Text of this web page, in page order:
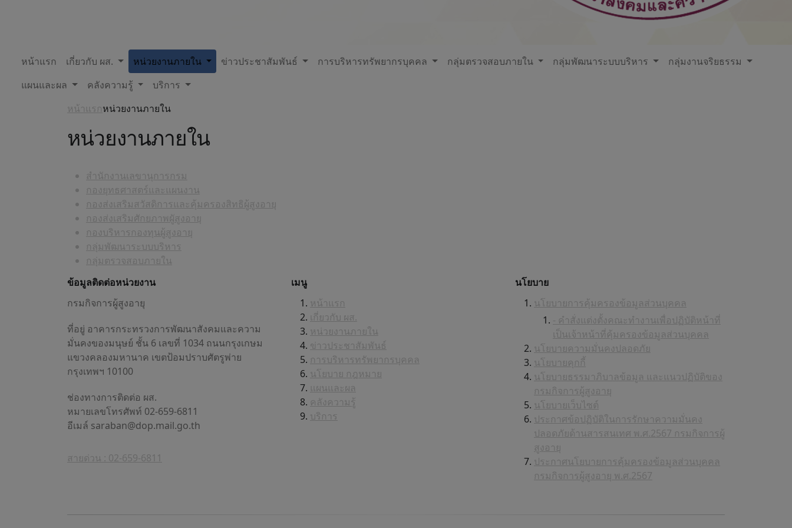
หน้าแรก เกี่ยวกับ ผส. หน่วยงานภายใน ข่าวประชาสัมพันธ์ การบริหารทรัพยากรบุคคล กลุ่มตรวจสอบภายใน กลุ่มพัฒนาระบบบริหาร
กลุ่มงานจริยธรรม
แผนและผล
คลังความรู้
บริการ
หน้าแรกหน่วยงานภายใน
หน่วยงานภายใน
สำนักงานเลขานุการกรม
กองยุทธศาสตร์และแผนงาน
กองส่งเสริมสวัสดิการและคุ้มครองสิทธิผู้สูงอายุ
กองส่งเสริมศักยภาพผูัสูงอายุ
กองบริหารกองทุนผู้สูงอายุ
กลุ่มพัฒนาระบบบริหาร
กลุ่มตรวจสอบภายใน
ข้อมูลติดต่อหน่วยงาน
กรมกิจการผู้สูงอายุ
ที่อยู่ อาคารกระทรวงการพัฒนาสังคมและความ
มั่นคงของมนุษย์ ชั้น 6 เลขที่ 1034 ถนนกรุงเกษม
แขวงคลองมหานาค เขตป้อมปราบศัตรูพ่าย
กรุงเทพฯ 10100
ช่องทางการติดต่อ ผส.
หมายเลขโทรศัพท์ 02-659-6811
อีเมล์ saraban@dop.mail.go.th
สายด่วน : 02-659-6811
เมนู
หน้าแรก
เกี่ยวกับ ผส.
หน่วยงานภายใน
ข่าวประชาสัมพันธ์
การบริหารทรัพยากรบุคคล
นโยบาย กฎหมาย
แผนและผล
คลังความรู้
บริการ
นโยบาย
นโยบายการคุ้มครองข้อมูลส่วนบุคคล
- คำสั่งแต่งตั้งคณะทำงานเพื่อปฏิบัติหน้าที่
เป็นเจ้าหน้าที่คุ้มครองข้อมูลส่วนบุคคล
นโยบายความมั่นคงปลอดภัย
นโยบายคุกกี้
นโยบายธรรมาภิบาลข้อมูล และแนวปฏิบัติของ
กรมกิจการผู้สูงอายุ
นโยบายเว็บไซต์
ประกาศข้อปฏิบัติในการรักษาความมั่นคง
ปลอดภัยด้านสารสนเทศ พ.ศ.2567 กรมกิจการผู้
สูงอายุ
ประกาศนโยบายการคุ้มครองข้อมูลส่วนบุคคล
กรมกิจการผู้สูงอายุ พ.ศ.2567